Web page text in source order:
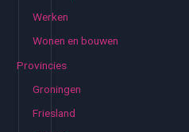
Werken
Wonen en bouwen
Provincies
Groningen
Friesland